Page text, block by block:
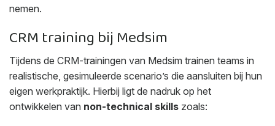
nemen.
CRM training bij Medsim
Tijdens de CRM-trainingen van Medsim trainen teams in
realistische, gesimuleerde scenario’s die aansluiten bij hun
eigen werkpraktijk. Hierbij ligt de nadruk op het
ontwikkelen van non-technical skills zoals: